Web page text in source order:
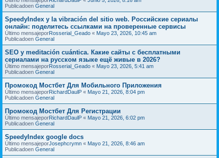
Publicadoen General
SpeedyIndex y la vibración del sitio web. Российские сериалы
онлайн: поделитесь ссылками на проверенные сервисы
Último mensajeporRosserial_Geado « Mayo 23, 2026, 10:45 am
Publicadoen General
SEO y meditación cuántica. Какие сайты с бесплатными
сериалами на русском языке ещё живые в 2026?
Último mensajeporRosserial_Geado « Mayo 23, 2026, 5:41 am
Publicadoen General
Промокод Мостбет Для Мобильного Приложения
Último mensajeporRichardDaulP « Mayo 21, 2026, 8:04 pm
Publicadoen General
Промокод Мостбет Для Регистрации
Último mensajeporRichardDaulP « Mayo 21, 2026, 6:02 pm
Publicadoen General
SpeedyIndex google docs
Último mensajeporJosephcrymn « Mayo 21, 2026, 8:46 am
Publicadoen General